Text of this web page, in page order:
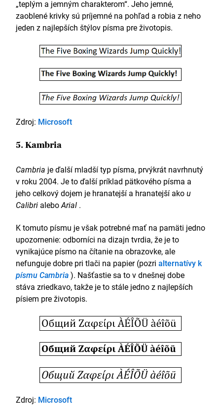
„teplým a jemným charakterom“. Jeho jemné,
zaoblené krivky sú príjemné na pohľad a robia z neho
jeden z najlepších štýlov písma pre životopis.
Zdroj: Microsoft
5. Kambria
Cambria je ďalší mladší typ písma, prvýkrát navrhnutý
v roku 2004. Je to ďalší príklad pätkového písma a
jeho celkový dojem je hranatejší a hranatejší akou
Calibri aleboArial .
K tomuto písmu je však potrebné mať na pamäti jedno
upozornenie: odborníci na dizajn tvrdia, že je to
vynikajúce písmo na čítanie na obrazovke, ale
nefunguje dobre pri tlači na papier (pozri alternatívy k
písmu Cambria). Našťastie sa to v dnešnej dobe
stáva zriedkavo, takže je to stále jedno z najlepších
písiem pre životopis.
Zdroj: Microsoft